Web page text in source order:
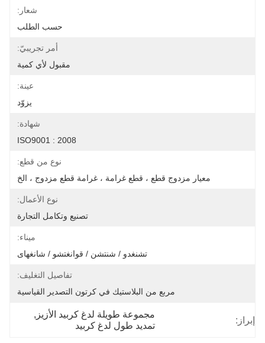
شعار:
حسب الطلب
أمر تجريبيّ:
مقبول لأي كمية
عينة:
يزوّد
شهادة:
ISO9001 : 2008
نوع من قطع:
معيار مزدوج قطع ، قطع غرامة ، غرامة قطع مزدوج ، الخ
نوع الأعمال:
تصنيع وتكامل التجارة
ميناء:
تشنغدو / شنتشن / قوانغتشو / شانغهاى
تفاصيل التغليف:
مربع من البلاستيك في كرتون التصدير القياسية
إبراز:
مجموعة طويلة لدغ كربيد الأزيز,
تمديد طول لدغ كربيد